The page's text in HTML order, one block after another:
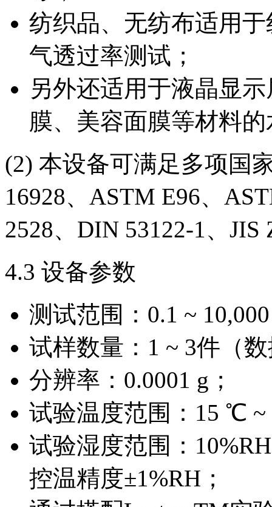
纺织品、无纺布适用
气透过率测试；
另外还适用于液晶显
膜、美容面膜等材料
(2) 本设备可满足多项国
16928、ASTM E96、
2528、DIN 53122-1、
4.3 设备参数
测试范围：0.1 ~
试样数量：1 ~ 3件（
分辨率：0.0001 g；
试验温度范围：15 ℃
试验湿度范围：
控温精度±1%RH；